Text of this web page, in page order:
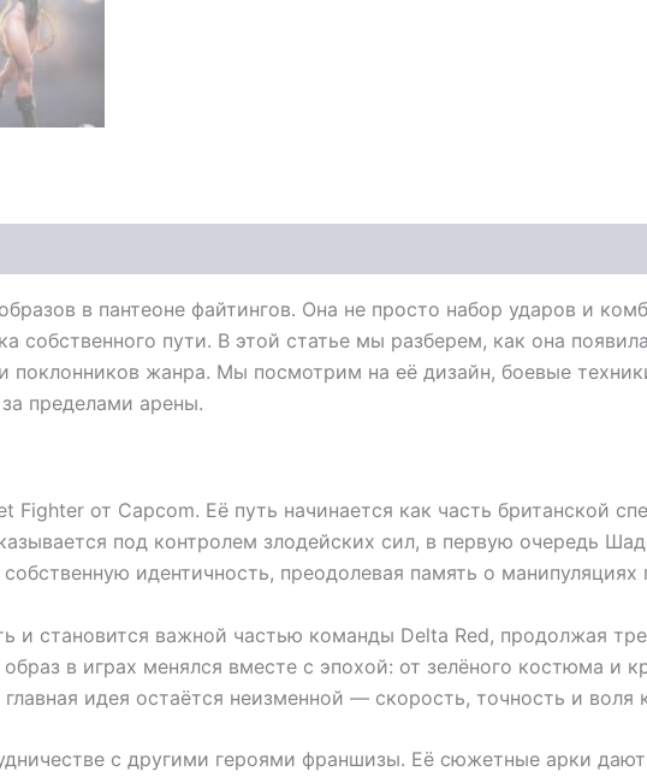
в пантеоне файтингов. Она не просто набор ударов и
собственного пути. В этой статье мы разберем, как она
жанра. Мы посмотрим на её дизайн, боевые
пределами арены.
от Capcom. Её путь начинается как часть британской
под контролем злодейских сил, в первую очередь
идентичность, преодолевая память о манипуляциях
и становится важной частью команды Delta Red, продолжая
в играх менялся вместе с эпохой: от зелёного костюма и
идея остаётся неизменной — скорость, точность и воля
с другими героями франшизы. Её сюжетные арки